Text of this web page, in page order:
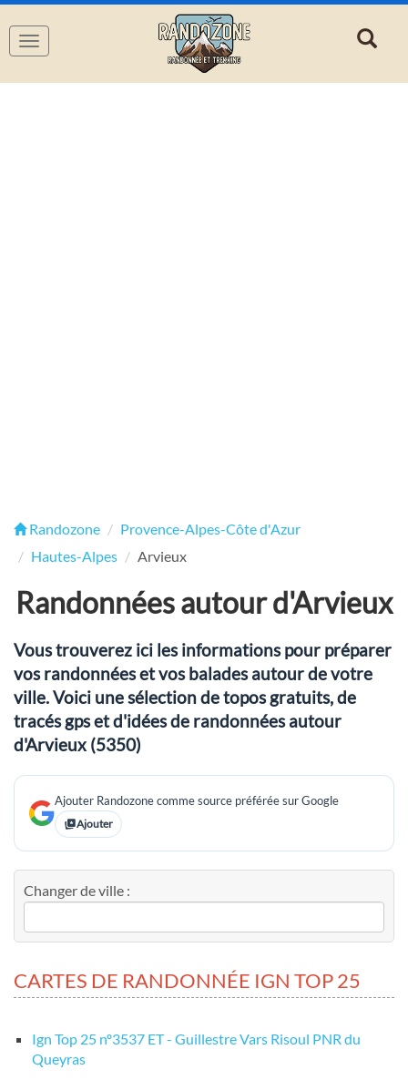
Navigation
Randozone
Provence-Alpes-Côte d'Azur
Hautes-Alpes
Arvieux
Randonnées autour d'Arvieux
Vous trouverez ici les informations pour préparer
vos randonnées et vos balades autour de votre
ville. Voici une sélection de topos gratuits, de
tracés gps et d'idées de randonnées autour
d'Arvieux (5350)
Ajouter Randozone comme source préférée sur Google
Ajouter
Changer de ville :
CARTES DE RANDONNÉE IGN TOP 25
Ign Top 25 nº3537 ET - Guillestre Vars Risoul PNR du
Queyras